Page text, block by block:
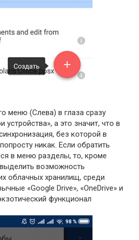
меню (Слева) в глаза сразу
устройства», а это значит, что в
без которой в
никак. Если обратить
в меню разделы, то, кроме
возможность
облачных хранилищ, среди
«Google Drive», «OneDrive» и
функционал